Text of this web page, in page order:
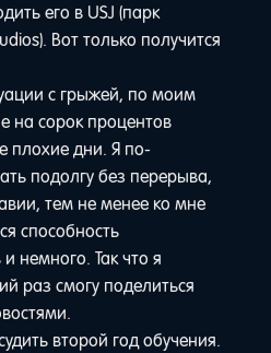
его в USJ (парк
Вот только получится
с грыжей, по моим
сорок процентов
плохие дни. Я по-
подолгу без перерыва,
тем не менее ко мне
способность
и немного. Так что я
раз смогу поделиться
второй год обучения.